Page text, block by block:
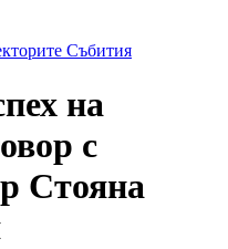
Събития
на
с
Стояна